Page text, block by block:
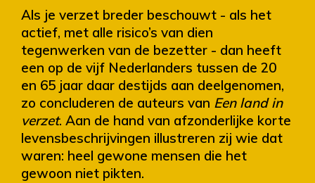
Als je verzet breder beschouwt - als het
actief, met alle risico’s van dien
tegenwerken van de bezetter - dan heeft
een op de vijf Nederlanders tussen de 20
en 65 jaar daar destijds aan deelgenomen,
zo concluderen de auteurs van Een land in
verzet. Aan de hand van afzonderlijke korte
levensbeschrijvingen illustreren zij wie dat
waren: heel gewone mensen die het
gewoon niet pikten.